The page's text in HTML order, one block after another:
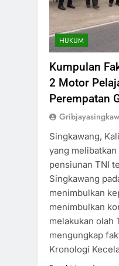
HUKUM
Kumpulan
2 Motor
Perempatan
Singkawang,
yang
pensiunan TNI
Singkawang
menimbulkan
menimbulkan
melakukan olah
mengungkap
Kronologi